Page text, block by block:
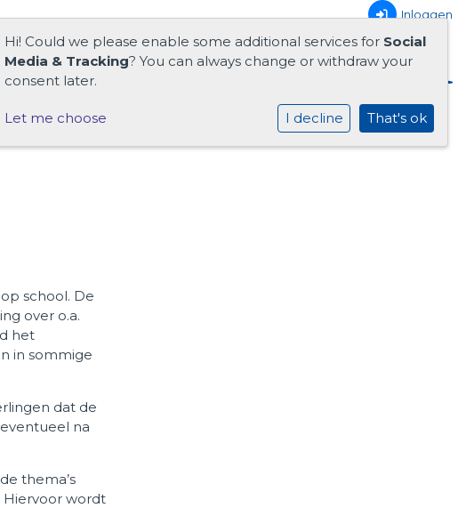
Inloggen
school. De
over o.a.
het
in sommige
dat de
na
thema’s
Hiervoor wordt
Hi! Could we please enable some additional services for Social
Media & Tracking? You can always change or withdraw your
consent later.
Let me choose I decline That's ok